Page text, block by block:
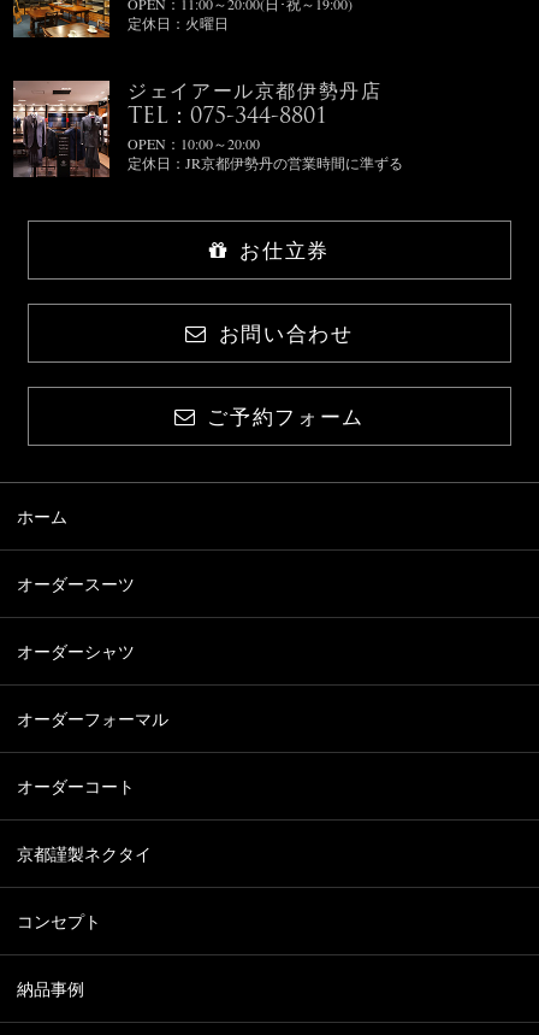
OPEN：11:00～20:00(日･祝～19:00)
定休日：火曜日
ジェイアール京都伊勢丹店
TEL：075-344-8801
OPEN：10:00～20:00
定休日：JR京都伊勢丹の営業時間に準ずる
お仕立券
お問い合わせ
ご予約フォーム
ホーム
オーダースーツ
オーダーシャツ
オーダーフォーマル
オーダーコート
京都謹製ネクタイ
コンセプト
納品事例